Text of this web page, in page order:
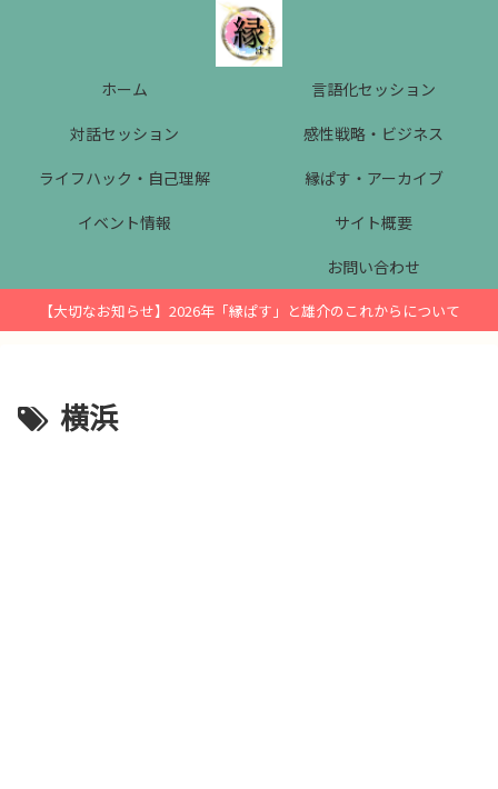
ホーム
言語化セッション
対話セッション
感性戦略・ビジネス
ライフハック・自己理解
縁ぱす・アーカイブ
イベント情報
サイト概要
お問い合わせ
【大切なお知らせ】2026年「縁ぱす」と雄介のこれからについて
横浜